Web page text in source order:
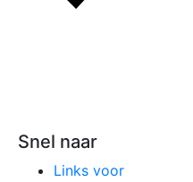
Snel naar
Links voor